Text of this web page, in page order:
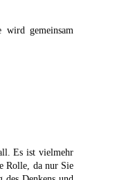
wird gemeinsam
Es ist vielmehr
Rolle, da nur Sie